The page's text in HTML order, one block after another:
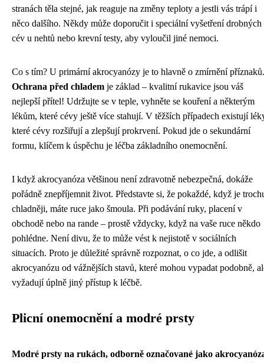
stranách těla stejné, jak reaguje na změny teploty a jestli vás trápí i
něco dalšího. Někdy může doporučit i speciální vyšetření drobných
cév u nehtů nebo krevní testy, aby vyloučil jiné nemoci.
Co s tím? U primární akrocyanózy je to hlavně o zmírnění příznaků.
Ochrana před chladem je základ – kvalitní rukavice jsou váš
nejlepší přítel! Udržujte se v teple, vyhněte se kouření a některým
lékům, které cévy ještě více stahují. V těžších případech existují
které cévy rozšiřují a zlepšují prokrvení. Pokud jde o sekundární
formu, klíčem k úspěchu je léčba základního onemocnění.
I když akrocyanóza většinou není zdravotně nebezpečná, dokáže
pořádně znepříjemnit život. Představte si, že pokaždé, když je
chladněji, máte ruce jako šmoula. Při podávání ruky, placení v
obchodě nebo na rande – prostě vždycky, když na vaše ruce někdo
pohlédne. Není divu, že to může vést k nejistotě v sociálních
situacích. Proto je důležité správně rozpoznat, o co jde, a odlišit
akrocyanózu od vážnějších stavů, které mohou vypadat podobně,
vyžadují úplně jiný přístup k léčbě.
Plicní onemocnění a modré prsty
Modré prsty na rukách, odborně označované jako